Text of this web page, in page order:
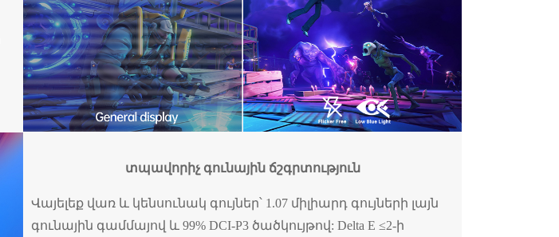
տպավորիչ գունային ճշգրտություն
Վայելեք վառ և կենսունակ գույներ՝ 1.07 միլիարդ գույների լայն
գունային գամմայով և 99% DCI-P3 ծածկույթով: Delta E ≤2-ի